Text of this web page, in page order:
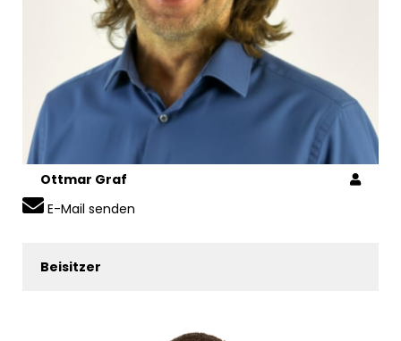
Ottmar Graf
E-Mail senden
Beisitzer